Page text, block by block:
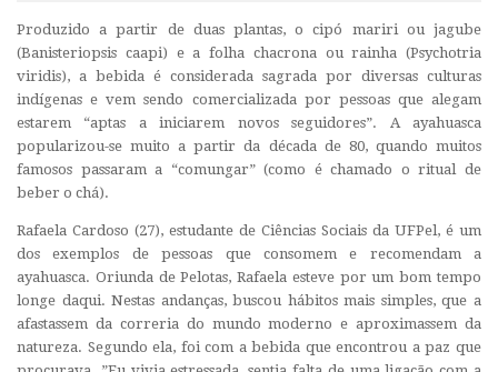
Produzido a partir de duas plantas, o cipó mariri ou jagube
(Banisteriopsis caapi) e a folha chacrona ou rainha (Psychotria
viridis), a bebida é considerada sagrada por diversas culturas
indígenas e vem sendo comercializada por pessoas que alegam
estarem “aptas a iniciarem novos seguidores”. A ayahuasca
popularizou-se muito a partir da década de 80, quando muitos
famosos passaram a “comungar” (como é chamado o ritual de
beber o chá).
Rafaela Cardoso (27), estudante de Ciências Sociais da UFPel, é um
dos exemplos de pessoas que consomem e recomendam a
ayahuasca. Oriunda de Pelotas, Rafaela esteve por um bom tempo
longe daqui. Nestas andanças, buscou hábitos mais simples, que a
afastassem da correria do mundo moderno e aproximassem da
natureza. Segundo ela, foi com a bebida que encontrou a paz que